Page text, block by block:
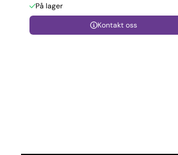
På lager
Kontakt oss